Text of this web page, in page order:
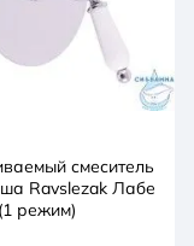
смеситель
Ravslezak Лабе
режим)